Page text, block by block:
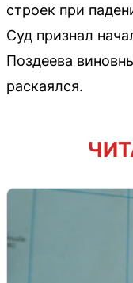
строек при
Суд признал
Поздеева
раскаялся.